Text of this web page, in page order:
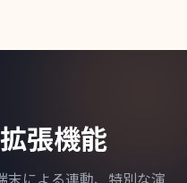
張機能